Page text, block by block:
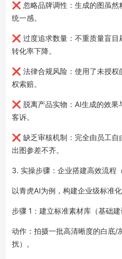
❌ 忽略品牌调性：生成的图虽
统一感。
❌ 过度追求数量：不重质量盲目
转化率下降。
❌ 法律合规风险：使用了未授权
权索赔。
❌ 脱离产品实物：AI生成的效果
客诉。
❌ 缺乏审核机制：完全由员工
出图参差不齐。
3. 实操步骤：企业搭建高效流程
以青虎AI为例，构建企业级标准
步骤 1：建立标准素材库（基础建
动作：拍摄一批高清晰度的白底/
扰）。